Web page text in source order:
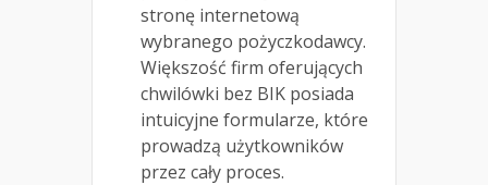
stronę internetową
wybranego pożyczkodawcy.
Większość firm oferujących
chwilówki bez BIK posiada
intuicyjne formularze, które
prowadzą użytkowników
przez cały proces.